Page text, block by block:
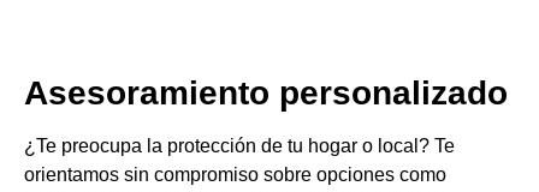
Asesoramiento personalizado
¿Te preocupa la protección de tu hogar o local? Te
orientamos sin compromiso sobre opciones como